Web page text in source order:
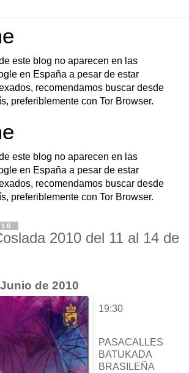
este blog no aparecen en las
en España a pesar de estar
recomendamos buscar desde
preferiblemente con Tor Browser.
este blog no aparecen en las
en España a pesar de estar
recomendamos buscar desde
preferiblemente con Tor Browser.
2010 del 11 al 14 de
de 2010
19:30
PASACALLES
BATUKADA
BRASILEÑA